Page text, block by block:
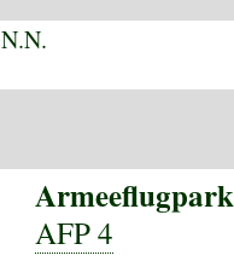
N.N.
Armeeflugpark
AFP 4